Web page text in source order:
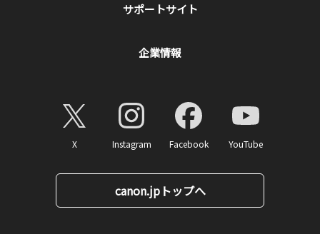
サポートサイト
企業情報
X Instagram Facebook YouTube
canon.jpトップへ